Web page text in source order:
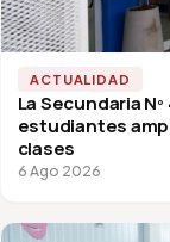
ACTUALIDAD
La Secundaria
estudiantes
clases
6 Ago 2026